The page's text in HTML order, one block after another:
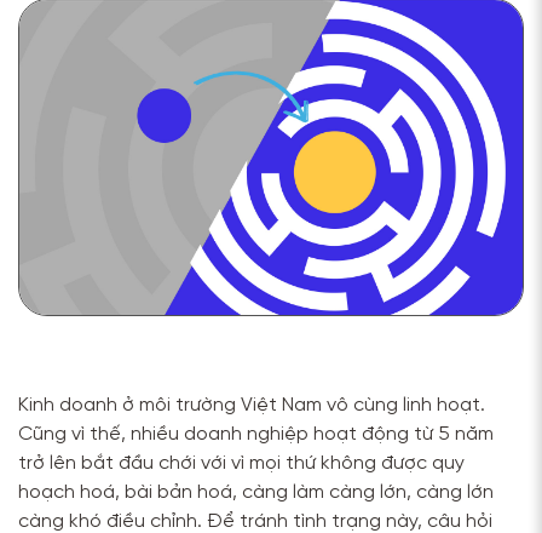
Kinh doanh ở môi trường Việt Nam vô cùng linh hoạt.
Cũng vì thế, nhiều doanh nghiệp hoạt động từ 5 năm
trở lên bắt đầu chới với vì mọi thứ không được quy
hoạch hoá, bài bản hoá, càng làm càng lớn, càng lớn
càng khó điều chỉnh. Để tránh tình trạng này, câu hỏi